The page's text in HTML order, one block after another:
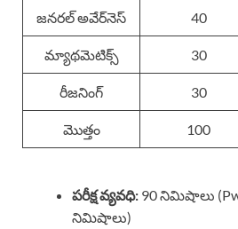
జనరల్ అవేర్‌నెస్ 40
మ్యాథమెటిక్స్ 30
రీజనింగ్ 30
మొత్తం 100
పరీక్ష వ్యవధి: 90 నిమిషాలు
నిమిషాలు)